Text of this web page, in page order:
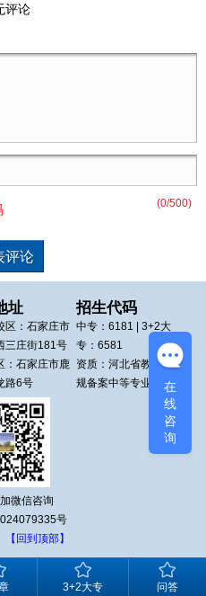
评论
(0/500)
址
区： 石家庄市
三庄街181号
： 石家庄市鹿
路6号
招生代码
中专： 6181 | 3+2大
专： 6581
资质：河北省教育厅正
规备案中等专业学校
微信咨询
号
【回到顶部】
3+2大专 问答
在
线
咨
询